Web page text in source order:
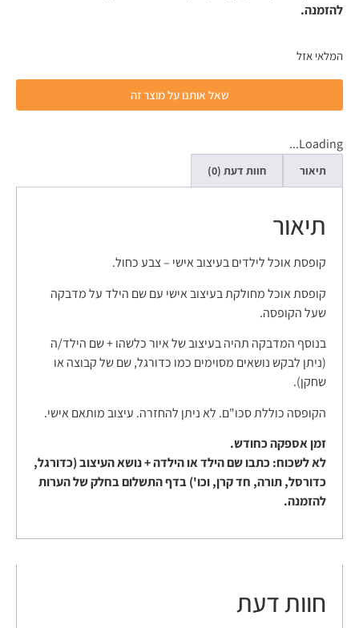
להזמנה.
המלאי אזל
שאל אותנו על מוצר זה
Loading...
תיאור חוות דעת (0)
תיאור
קופסת אוכל לילדים בעיצוב אישי – צבע כחול.
קופסת אוכל מחולקת בעיצוב אישי עם שם הילד על מדבקה
שעל הקופסה.
בנוסף המדבקה תהיה בעיצוב של איור כלשהו + שם הילד/ה
(ניתן לבקש נושאים מסוימים כמו כדורגל, שם של קבוצה או
שחקן).
הקופסה כוללת סכו"ם. לא ניתן להחזרה. עיצוב מותאם אישי.
זמן אספקה כחודש.
לא לשכוח: כתבו שם הילד או הילדה + נושא העיצוב (כדורגל,
כדורסל, תורה, חד קרן, וכו') בדף התשלום בחלק של הערות
להזמנה.
חוות דעת